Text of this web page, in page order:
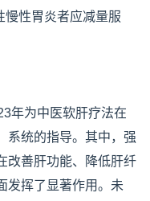
慢性胃炎者应减量服
年为中医软肝疗法在
系统的指导。其中，强
改善肝功能、降低肝纤
发挥了显著作用。未